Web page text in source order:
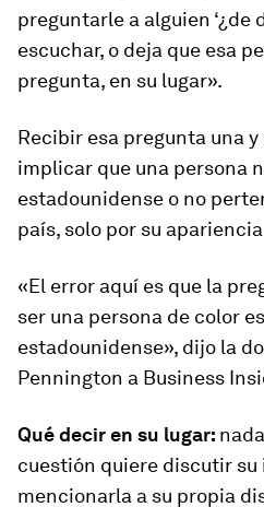
preguntarle a alguien ‘¿de
escuchar, o deja que esa
pregunta, en su lugar».
Recibir esa pregunta una
implicar que una persona
estadounidense o no
país, solo por su
«El error aquí es que la
ser una persona de color
estadounidense», dijo la
Pennington a Business
Qué decir en su lugar:
cuestión quiere discutir
mencionarla a su propia